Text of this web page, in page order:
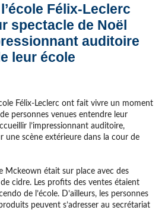
Félix-Leclerc
spectacle de Noël
auditoire
leur école
Félix-Leclerc ont fait vivre un moment
personnes venues entendre leur
l’impressionnant auditoire,
une scène extérieure dans la cour de
Mckeown était sur place avec des
cidre. Les profits des ventes étaient
de l’école. D’ailleurs, les personnes
peuvent s’adresser au secrétariat